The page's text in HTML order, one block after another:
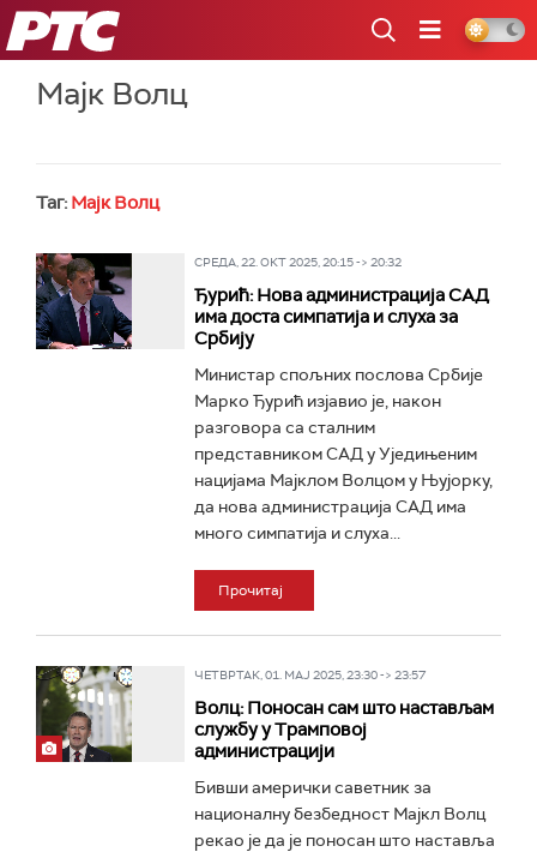
РТС
Мајк Волц
Таг: Мајк Волц
СРЕДА, 22. ОКТ 2025, 20:15 -> 20:32
Ђурић: Нова администрација САД
има доста симпатија и слуха за
Србију
Министар спољних послова Србије
Марко Ђурић изјавио је, након
разговора са сталним
представником САД у Уједињеним
нацијама Мајклом Волцом у Њујорку,
да нова администрација САД има
много симпатија и слуха...
Прочитај
ЧЕТВРТАК, 01. МАЈ 2025, 23:30 -> 23:57
Волц: Поносан сам што настављам
службу у Трамповој
администрацији
Бивши амерички саветник за
националну безбедност Мајкл Волц
рекао је да је поносан што наставља